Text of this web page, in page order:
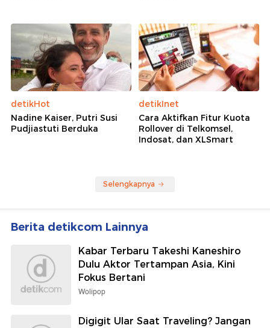
detikHot
Nadine Kaiser, Putri Susi
Pudjiastuti Berduka
detikInet
Cara Aktifkan Fitur Kuota
Rollover di Telkomsel,
Indosat, dan XLSmart
Selengkapnya
Berita detikcom Lainnya
Kabar Terbaru Takeshi Kaneshiro
Dulu Aktor Tertampan Asia, Kini
Fokus Bertani
Wolipop
Digigit Ular Saat Traveling? Jangan